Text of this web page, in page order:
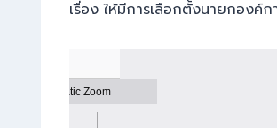
เรื่อง ให้มีการเลือกตั้งนายกองค์